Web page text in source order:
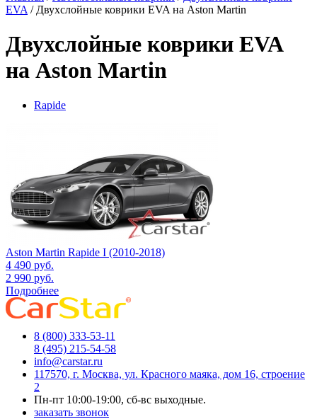
EVA / Двухслойные коврики EVA на Aston Martin
Двухслойные коврики EVA
на Aston Martin
Rapide
Aston Martin Rapide I (2010-2018)
4 490 руб.
2 990 руб.
Подробнее
8 (800) 333-53-11
8 (495) 215-54-58
info@carstar.ru
117570, г. Москва, ул. Красного маяка, дом 16, строение
2
Пн-пт 10:00-19:00, сб-вс выходные.
заказать звонок